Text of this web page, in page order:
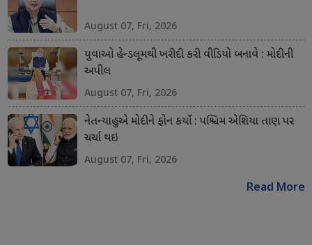
August 07, Fri, 2026
યુવાઓ હેન્ડલૂમથી ખરીદી કરી વીડિયો બનાવે : મોદીની
અપીલ
August 07, Fri, 2026
નેતન્યાહુએ મોદીને ફોન કર્યો : પશ્ચિમ એશિયા તાણ પર
ચર્ચા થઇ
August 07, Fri, 2026
Read More